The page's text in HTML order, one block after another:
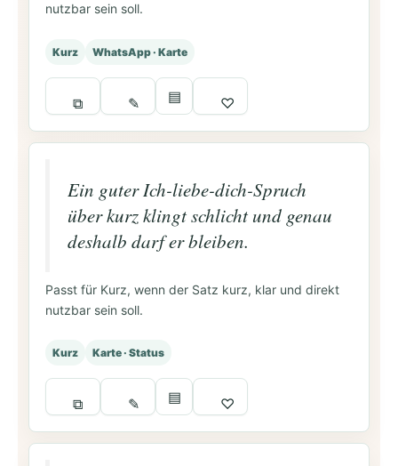
nutzbar sein soll.
Kurz WhatsApp · Karte
⧉ ✎ ▤ ♡
Ein guter Ich-liebe-dich-Spruch
über kurz klingt schlicht und genau
deshalb darf er bleiben.
Passt für Kurz, wenn der Satz kurz, klar und direkt
nutzbar sein soll.
Kurz Karte · Status
⧉ ✎ ▤ ♡